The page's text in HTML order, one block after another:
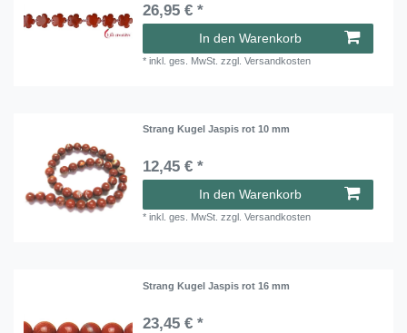
26,95 € *
In den Warenkorb
*inkl. ges. MwSt. zzgl.Versandkosten
Strang Kugel Jaspis rot 10 mm
12,45 € *
In den Warenkorb
*inkl. ges. MwSt. zzgl.Versandkosten
Strang Kugel Jaspis rot 16 mm
23,45 € *